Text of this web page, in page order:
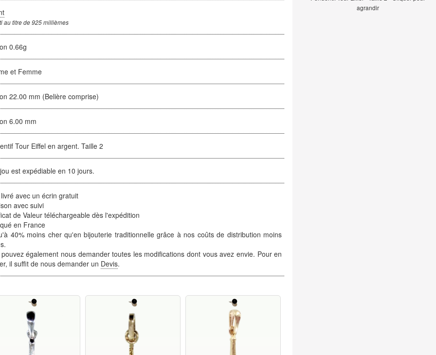
agrandir
au titre de 925 millièmes
0.66g
et Femme
22.00 mm (Belière comprise)
6.00 mm
Tour Eiffel en argent. Taille 2
est expédiable en 10 jours.
avec un écrin gratuit
avec suivi
de Valeur téléchargeable dès l'expédition
en France
40% moins cher qu'en bijouterie traditionnelle grâce à nos coûts de distribution moins
pouvez également nous demander toutes les modifications dont vous avez envie. Pour en
il suffit de nous demander un Devis.